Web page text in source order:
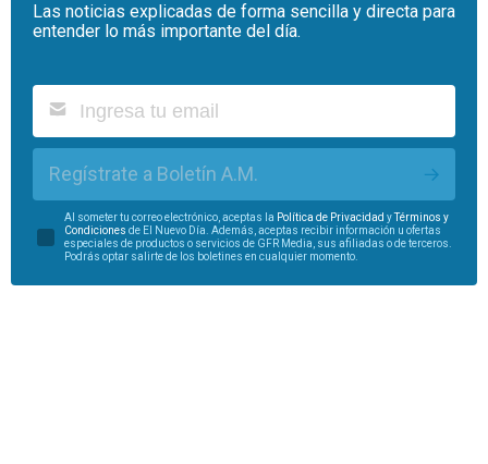
Las noticias explicadas de forma sencilla y directa para
entender lo más importante del día.
Regístrate a Boletín A.M.
Al someter tu correo electrónico, aceptas la Política de Privacidad y
Términos y
Condiciones de El Nuevo Día. Además, aceptas recibir información u ofertas
especiales de productos o servicios de GFR Media, sus afiliadas o de terceros.
Podrás optar salirte de los boletines en cualquier momento.